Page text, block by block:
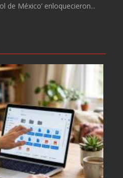
de México’ enloquecieron...